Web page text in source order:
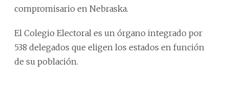
compromisario en Nebraska.
El Colegio Electoral es un órgano integrado por
538 delegados que eligen los estados en función
de su población.